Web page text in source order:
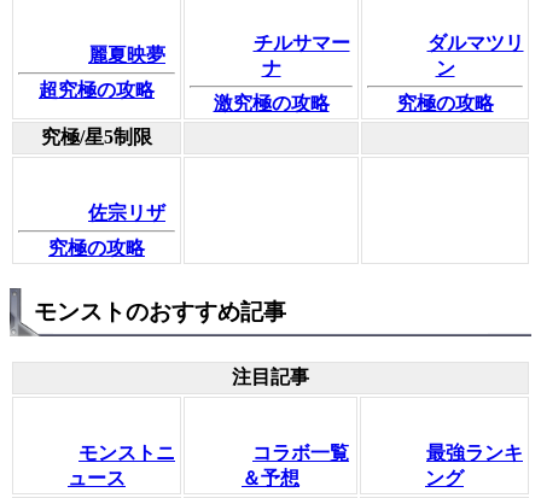
麗夏映夢
超究極の攻略
チルサマー
ナ
激究極の攻略
ダルマツリ
ン
究極の攻略
究極/星5制限
佐宗リザ
究極の攻略
モンストのおすすめ記事
注目記事
モンストニ
ュース
コラボ一覧
＆予想
最強ランキ
ング